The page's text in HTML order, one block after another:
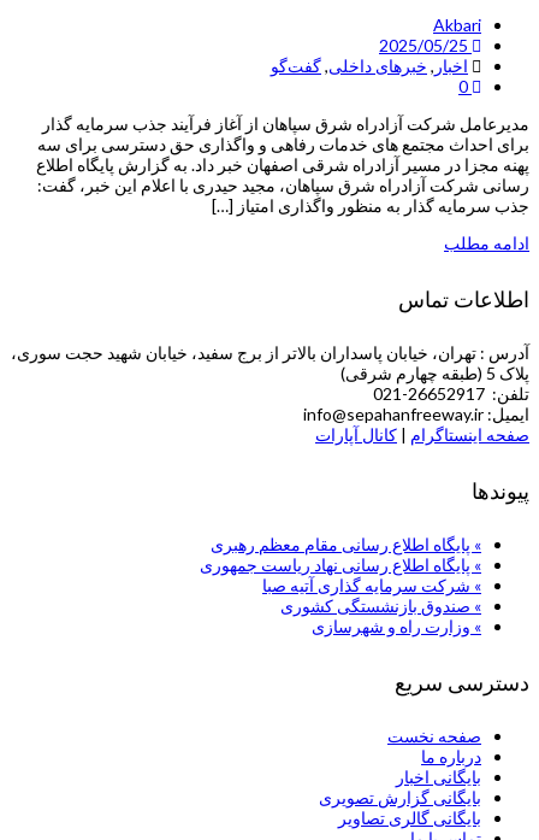
Akbari
اخبار , خبرهای داخلی,گفت‌گو
مدیرعامل شرکت آزادراه شرق سپاهان از آغاز فرآیند جذب سرمایه گذار
برای احداث مجتمع های خدمات رفاهی و واگذاری حق دسترسی برای سه
پهنه مجزا در مسیر آزادراه شرقی اصفهان خبر داد. به گزارش پایگاه اطلاع
رسانی شرکت آزادراه شرق سپاهان، مجید حیدری با اعلام این خبر، گفت:
جذب سرمایه گذار به منظور واگذاری امتیاز […]
ادامه مطلب
اطلاعات تماس
آدرس : تهران، خیابان پاسداران بالاتر از برج سفید، خیابان شهید حجت سوری،
پلاک 5 (طبقه چهارم شرقی)
تلفن: 26652917-021
ایمیل: info@sepahanfreeway.ir
صفحه اینستاگرام | کانال آپارات
پیوندها
» پایگاه اطلاع رسانی مقام معظم رهبری
» پایگاه اطلاع رسانی نهاد ریاست جمهوری
» شركت سرمایه گذاری آتیه صبا
» صندوق بازنشستگی کشوری
» وزارت راه و شهرسازی
دسترسی سریع
صفحه نخست
درباره ما
بایگانی اخبار
بایگانی گزارش تصویری
بایگانی گالری تصاویر